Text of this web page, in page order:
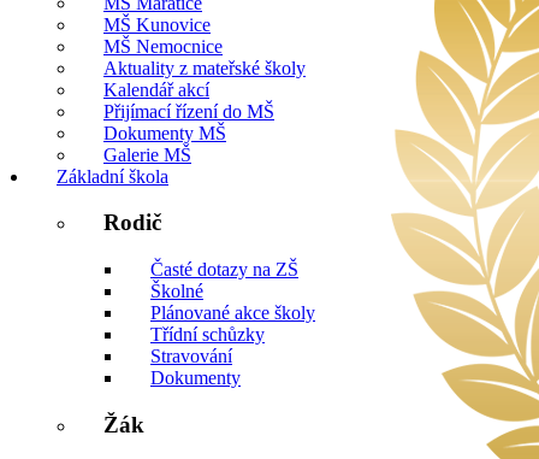
MŠ Kunovice
MŠ Nemocnice
Aktuality z mateřské školy
Kalendář akcí
Přijímací řízení do MŠ
Dokumenty MŠ
Galerie MŠ
Základní škola
Rodič
Časté dotazy na ZŠ
Školné
Plánované akce školy
Třídní schůzky
Stravování
Dokumenty
Žák